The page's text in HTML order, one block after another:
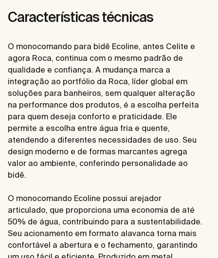
Características técnicas
O monocomando para bidê Ecoline, antes Celite e
agora Roca, continua com o mesmo padrão de
qualidade e confiança. A mudança marca a
integração ao portfólio da Roca, líder global em
soluções para banheiros, sem qualquer alteração
na performance dos produtos, é a escolha perfeita
para quem deseja conforto e praticidade. Ele
permite a escolha entre água fria e quente,
atendendo a diferentes necessidades de uso. Seu
design moderno e de formas marcantes agrega
valor ao ambiente, conferindo personalidade ao
bidê.
O monocomando Ecoline possui arejador
articulado, que proporciona uma economia de até
50% de água, contribuindo para a sustentabilidade.
Seu acionamento em formato alavanca torna mais
confortável a abertura e o fechamento, garantindo